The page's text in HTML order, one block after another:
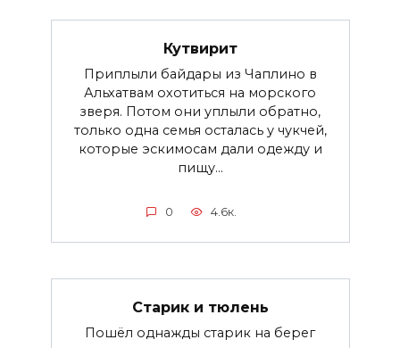
Кутвирит
Приплыли байдары из Чаплино в
Альхатвам охотиться на морского
зверя. Потом они уплыли обратно,
только одна семья осталась у чукчей,
которые эскимосам дали одежду и
пищу...
0 4.6к.
Старик и тюлень
Пошёл однажды старик на берег